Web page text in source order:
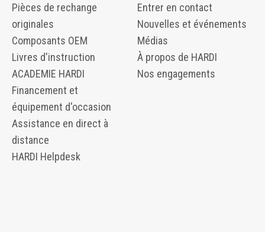
Pièces de rechange
originales
Composants OEM
Livres d'instruction
ACADEMIE HARDI
Financement et
équipement d'occasion
Assistance en direct à
distance
HARDI Helpdesk
Entrer en contact
Nouvelles et événements
Médias
À propos de HARDI
Nos engagements